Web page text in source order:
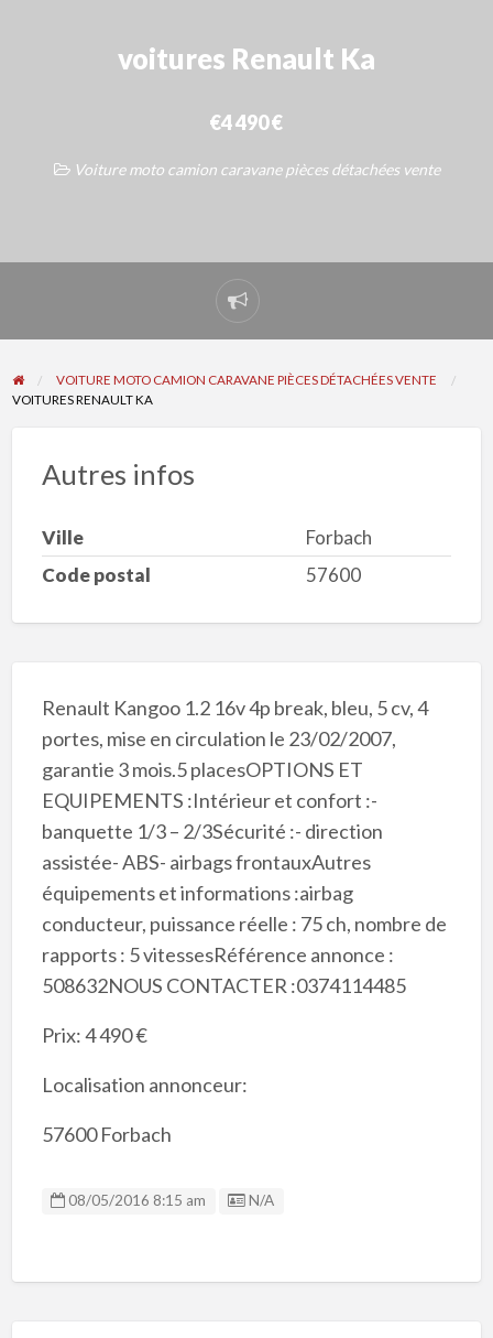
voitures Renault Ka
€4 490 €
Voiture moto camion caravane pièces détachées vente
Signaler
un
problème
VOITURE MOTO CAMION CARAVANE PIÈCES DÉTACHÉES VENTE
VOITURES RENAULT KA
Autres infos
Ville
Forbach
Code postal
57600
Renault Kangoo 1.2 16v 4p break, bleu, 5 cv, 4
portes, mise en circulation le 23/02/2007,
garantie 3 mois.5 placesOPTIONS ET
EQUIPEMENTS :Intérieur et confort :-
banquette 1/3 – 2/3Sécurité :- direction
assistée- ABS- airbags frontauxAutres
équipements et informations :airbag
conducteur, puissance réelle : 75 ch, nombre de
rapports : 5 vitessesRéférence annonce :
508632NOUS CONTACTER :0374114485
Prix: 4 490 €
Localisation annonceur:
57600 Forbach
08/05/2016 8:15 am Listing ID
N/A